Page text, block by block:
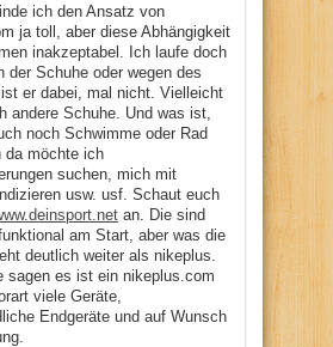
ich den Ansatz von
ja toll, aber diese Abhängigkeit
inakzeptabel. Ich laufe doch
der Schuhe oder wegen des
er dabei, mal nicht. Vielleicht
andere Schuhe. Und was ist,
noch Schwimme oder Rad
da möchte ich
suchen, mich mit
usw. usf. Schaut euch
an. Die sind
am Start, aber was die
deutlich weiter als nikeplus.
sagen es ist ein nikeplus.com
viele Geräte,
Endgeräte und auf Wunsch